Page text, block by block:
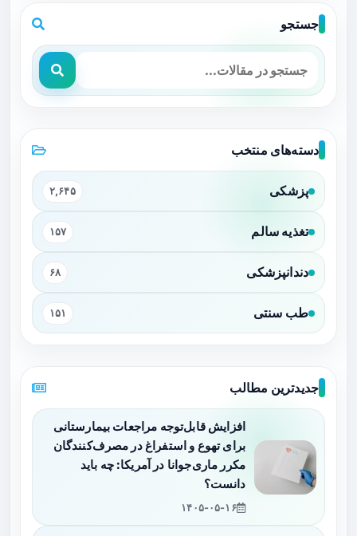
جستجو
دسته‌های منتخب
پزشکی ۲,۶۴۵
تغذیه سالم ۱۵۷
دندانپزشکی ۶۸
طب سنتی ۱۵۱
جدیدترین مطالب
افزایش قابل‌توجه مراجعات بیمارستانی
برای تهوع و استفراغ در مصرف‌کنندگان
مکرر ماری‌جوانا در آمریکا: چه باید
دانست؟
۱۴۰۵-۰۵-۱۶